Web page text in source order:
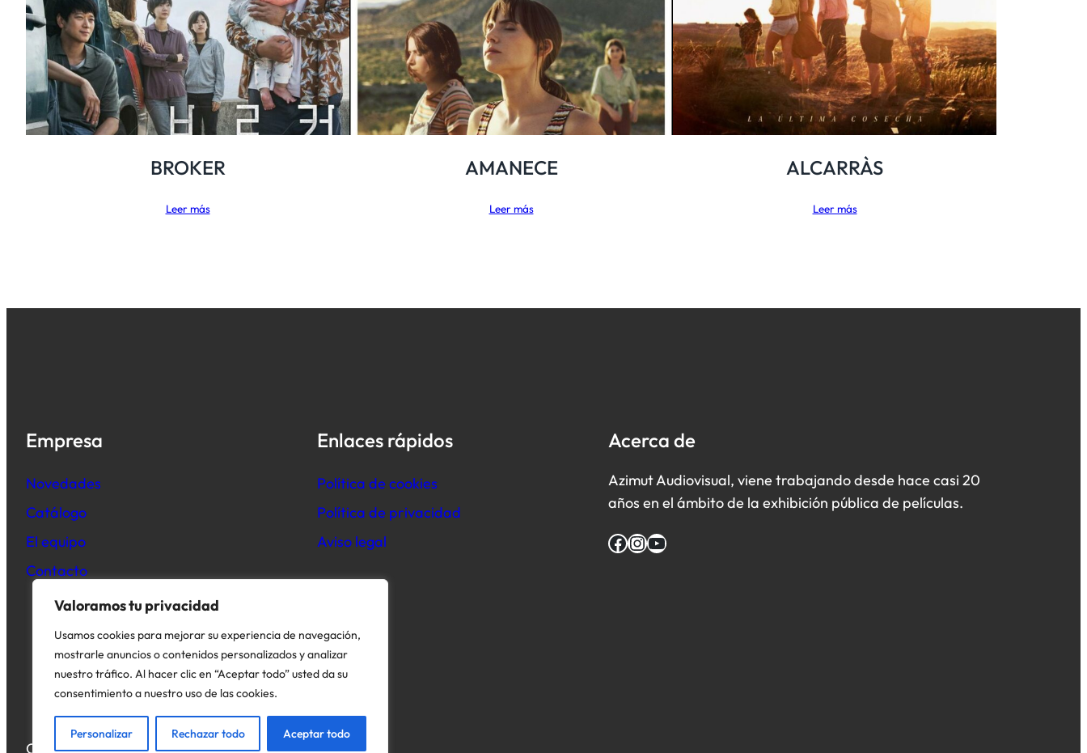
Valoramos tu privacidad
Usamos cookies para mejorar su experiencia de navegación,
mostrarle anuncios o contenidos personalizados y analizar
nuestro tráfico. Al hacer clic en “Aceptar todo” usted da su
consentimiento a nuestro uso de las cookies.
Personalizar Rechazar todo Aceptar todo
BROKER
Leer más
AMANECE
Leer más
ALCARRÀS
Leer más
Empresa
Novedades
Catálogo
El equipo
Contacto
Enlaces rápidos
Política de cookies
Política de privacidad
Aviso legal
Acerca de
Azimut Audiovisual, viene trabajando desde hace casi 20
años en el ámbito de la exhibición pública de películas.
Facebook InstagramYouTube
Copyright © 2026. Todos los derechos reservados.